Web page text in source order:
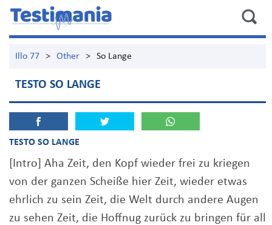
Illo 77 > Other > So Lange
TESTO SO LANGE
TESTO SO LANGE
[Intro] Aha Zeit, den Kopf wieder frei zu kriegen
von der ganzen Scheiße hier Zeit, wieder etwas
ehrlich zu sein Zeit, die Welt durch andere Augen
zu sehen Zeit, die Hoffnug zurück zu bringen für all